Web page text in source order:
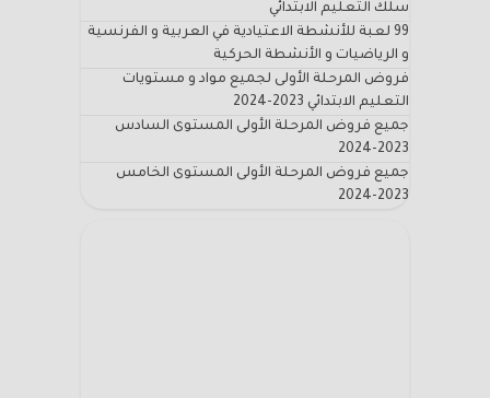
سلك التعليم الابتدائي
99 لعبة للأنشطة الاعتيادية في العربية و الفرنسية
و الرياضيات و الأنشطة الحركية
فروض المرحلة الأولى لجميع مواد و مستويات
التعليم الابتدائي 2023-2024
جميع فروض المرحلة الأولى المستوى السادس
2023-2024
جميع فروض المرحلة الأولى المستوى الخامس
2023-2024